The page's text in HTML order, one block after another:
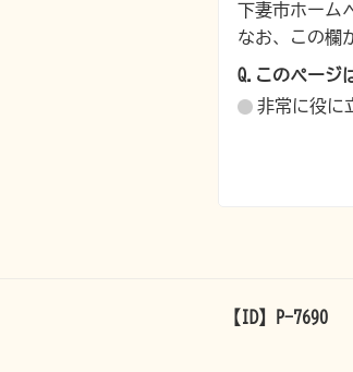
下妻市ホーム
なお、この欄
Q.このページ
非常に役に
【ID】 P-7690